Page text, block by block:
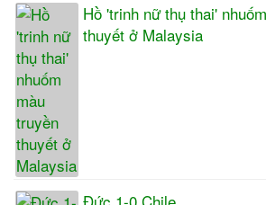
Hồ 'trinh nữ thụ thai'
thuyết ở Malaysia